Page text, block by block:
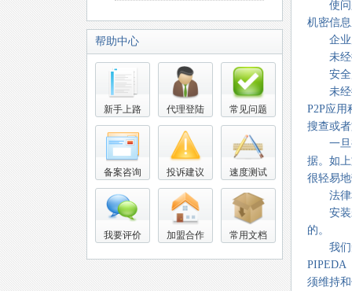
帮助中心
新手上路 代理登陆 常见问题
备案咨询 投诉建议 速度测试
我要评价 加盟合作 常用文档
使问题
机密信
企业
未经授
安全
未经授
P2P应
搜查或
一旦被
据。如
很轻易
法律
安装未
的。
我们知
PIPEDA
须维持